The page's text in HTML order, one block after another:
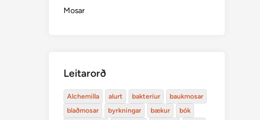
Mosar
Leitarorð
Alchemilla alurt bakteríur
baukmosar
blaðmosar
byrkningar bækur
bók